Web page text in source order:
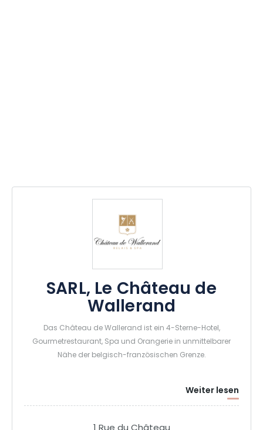
SARL, Le Château de
Wallerand
Das Château de Wallerand ist ein 4-Sterne-Hotel,
Gourmetrestaurant, Spa und Orangerie in unmittelbarer
Nähe der belgisch-französischen Grenze.
Weiter lesen